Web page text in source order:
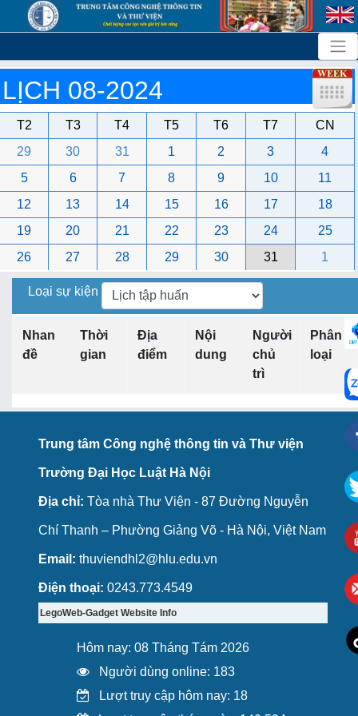
LỊCH 08-2024
T2 T3 T4 T5 T6 T7
CN
29
30 31 1 2 3
4
5
6 7 8 9 10
11
12
13 14 15 16 17
18
19
20 21 22 23 24
25
26
27 28 29 30 31 1
Loại sự kiện
Nhan
đề
Thời
gian
Địa
điểm
Nội
dung
Người
chủ
trì
Phân
loại
Trung tâm Công nghệ thông tin và Thư viện
Trường Đại Học Luật Hà Nội
Địa chỉ: Tòa nhà Thư Viện - 87 Đường Nguyễn
Chí Thanh – Phường Giảng Võ - Hà Nội, Việt Nam
Email: thuviendhl2@hlu.edu.vn
Điện thoại: 0243.773.4549
LegoWeb-Gadget Website Info
Hôm nay: 08 Tháng Tám 2026
Người dùng online: 183
Lượt truy cập hôm nay: 18